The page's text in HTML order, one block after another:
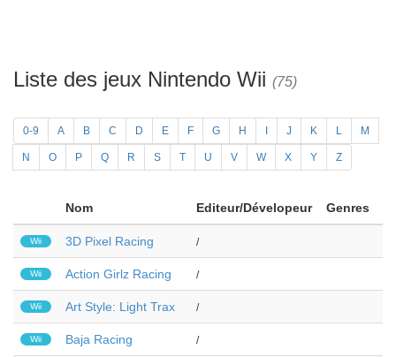
Liste des jeux Nintendo Wii (75)
0-9 A B C D E F G H J K L M
N O P Q R S T U V W X Y Z
Nom Editeur/Dévelopeur Genres
Wii 3D Pixel Racing /
Wii Action Girlz Racing /
Wii Art Style: Light Trax /
Wii Baja Racing /